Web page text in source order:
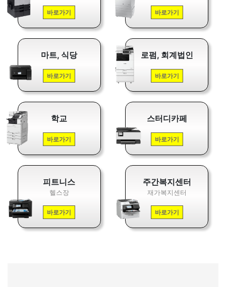
바로가기 바로가기
마트, 식당
바로가기
로펌, 회계법인
바로가기
학교
바로가기
스터디카페
바로가기
피트니스
헬스장
바로가기
주간복지센터
재가복지센터
바로가기